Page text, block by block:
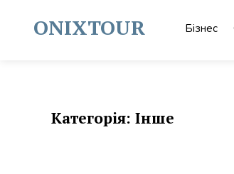
contentONIXTOUR Бізнес
Категорія: Інше